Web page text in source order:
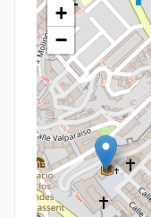
+
−